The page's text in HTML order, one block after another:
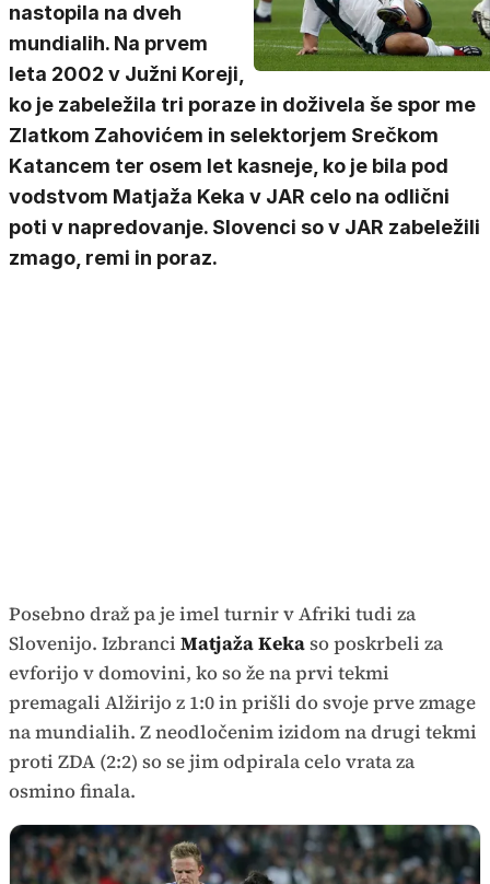
nastopila na dveh
mundialih. Na prvem
leta 2002 v Južni Koreji,
ko je zabeležila tri poraze in doživela še spor me
Zlatkom Zahovićem in selektorjem Srečkom
Katancem ter osem let kasneje, ko je bila pod
vodstvom Matjaža Keka v JAR celo na odlični
poti v napredovanje. Slovenci so v JAR zabeležili
zmago, remi in poraz.
Posebno draž pa je imel turnir v Afriki tudi za
Slovenijo. Izbranci Matjaža Kekaso poskrbeli za
evforijo v domovini, ko so že na prvi tekmi
premagali Alžirijo z 1:0 in prišli do svoje prve zmage
na mundialih. Z neodločenim izidom na drugi tekmi
proti ZDA (2:2) so se jim odpirala celo vrata za
osmino finala.